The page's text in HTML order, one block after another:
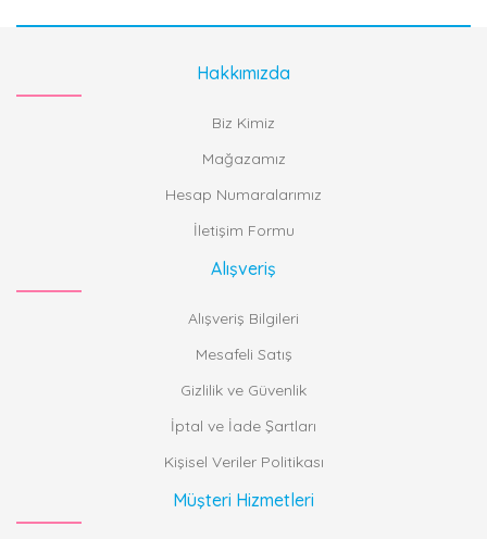
Hakkımızda
Biz Kimiz
Mağazamız
Hesap Numaralarımız
İletişim Formu
Alışveriş
Alışveriş Bilgileri
Mesafeli Satış
Gizlilik ve Güvenlik
İptal ve İade Şartları
Kişisel Veriler Politikası
Müşteri Hizmetleri